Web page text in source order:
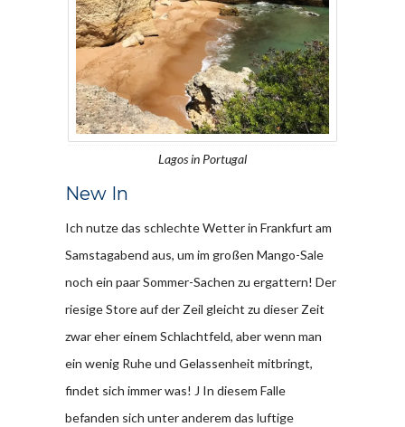
Lagos in Portugal
New In
Ich nutze das schlechte Wetter in Frankfurt am
Samstagabend aus, um im großen Mango-Sale
noch ein paar Sommer-Sachen zu ergattern! Der
riesige Store auf der Zeil gleicht zu dieser Zeit
zwar eher einem Schlachtfeld, aber wenn man
ein wenig Ruhe und Gelassenheit mitbringt,
findet sich immer was! J In diesem Falle
befanden sich unter anderem das luftige